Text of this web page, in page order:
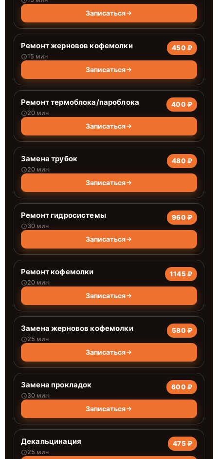
Записаться
Ремонт жерновов кофемолки
15 мин
450 ₽
Записаться
Ремонт термоблока/пароблока
20 мин
400 ₽
Записаться
Замена трубок
20 мин
480 ₽
Записаться
Ремонт гидросистемы
30 мин
960 ₽
Записаться
Ремонт кофемолки
20 мин
1145 ₽
Записаться
Замена жерновов кофемолки
25 мин
580 ₽
Записаться
Замена прокладок
30 мин
600 ₽
Записаться
Декальцинация
25 мин
475 ₽